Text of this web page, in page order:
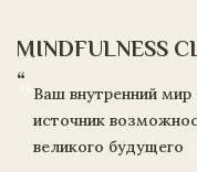
MINDFULNESS
“
Ваш внутренний
источник
великого будущего